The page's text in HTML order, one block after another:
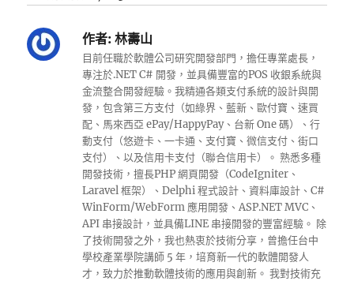
作者: 林壽山
目前任職於軟體公司研究開發部門，擔任專業處長，
專注於.NET C# 開發，並具備豐富的POS 收銀系統與
金流整合開發經驗。我精通各類支付系統的設計與開
發，包含第三方支付（如綠界、藍新、歐付寶、速買
配、馬來西亞 ePay/HappyPay、台新 One 碼）、行
動支付（悠遊卡、一卡通、支付寶、微信支付、街口
支付）、以及信用卡支付（聯合信用卡）。 熟悉多種
開發技術，擅長PHP 網頁開發（CodeIgniter、
Laravel 框架）、Delphi 程式設計、資料庫設計、C#
WinForm/WebForm 應用開發、ASP.NET MVC、
API 串接設計，並具備LINE 串接開發的豐富經驗。 除
了技術開發之外，我也熱衷於技術分享，曾擔任台中
學校產業學院講師 5 年，培育新一代的軟體開發人
才，致力於推動軟體技術的應用與創新。 我對技術充